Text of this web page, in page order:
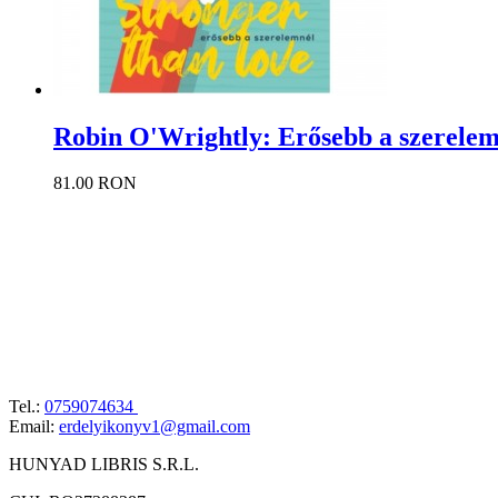
Robin O'Wrightly: Erősebb a
81.00 RON
Tel.: 0759074634
Email: erdelyikonyv1@gmail.com
HUNYAD LIBRIS S.R.L.